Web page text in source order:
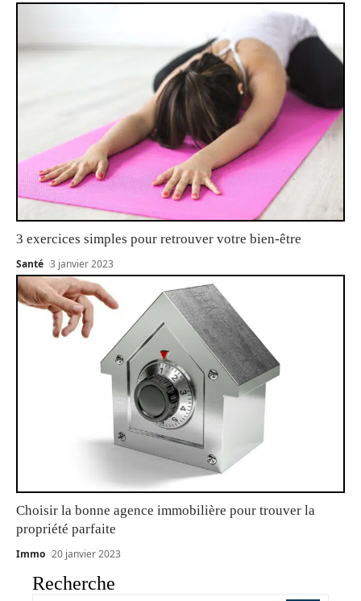
3 exercices simples pour retrouver votre bien-être
Santé 3 janvier 2023
Choisir la bonne agence immobilière pour trouver la
propriété parfaite
Immo 20 janvier 2023
Recherche